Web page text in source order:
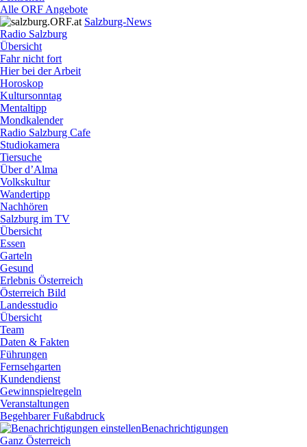
Alle ORF Angebote
Salzburg-News
Radio Salzburg
Übersicht
Fahr nicht fort
Hier bei der Arbeit
Horoskop
Kultursonntag
Mentaltipp
Mondkalender
Radio Salzburg Cafe
Studiokamera
Tiersuche
Über d’Alma
Volkskultur
Wandertipp
Nachhören
Salzburg im TV
Übersicht
Essen
Garteln
Gesund
Erlebnis Österreich
Österreich Bild
Landesstudio
Übersicht
Team
Daten & Fakten
Führungen
Fernsehgarten
Kundendienst
Gewinnspielregeln
Veranstaltungen
Begehbarer Fußabdruck
Benachrichtigungen
Ganz Österreich